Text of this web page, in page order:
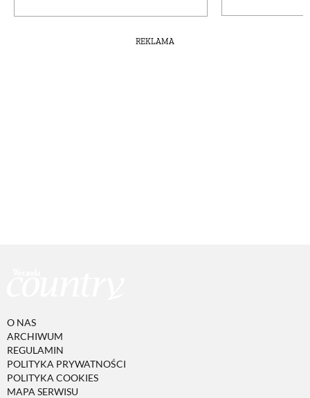
REKLAMA
O NAS
ARCHIWUM
REGULAMIN
POLITYKA PRYWATNOŚCI
POLITYKA COOKIES
MAPA SERWISU